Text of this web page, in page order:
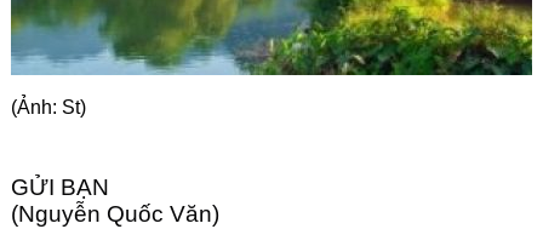
(Ảnh: St)
GỬI BẠN
(Nguyễn Quốc Văn)